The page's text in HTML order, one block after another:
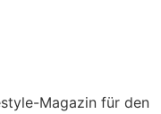
Magazin für den